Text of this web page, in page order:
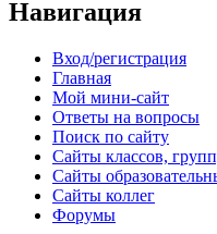
Навигация
Вход/регистрация
Главная
Мой мини-сайт
Ответы на вопросы
Поиск по сайту
Сайты классов,
Сайты
Сайты коллег
Форумы